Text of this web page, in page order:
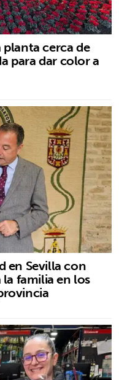
cerca de
para dar color a
en Sevilla con
familia en los